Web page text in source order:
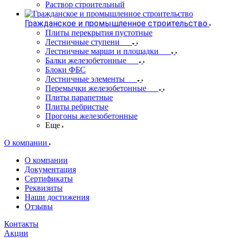
Раствор строительный
Гражданское и промышленное строительство
Плиты перекрытия пустотные
Лестничные ступени
Лестничные марши и площадки
Балки железобетонные
Блоки ФБС
Лестничные элементы
Перемычки железобетонные
Плиты парапетные
Плиты ребристые
Прогоны железобетонные
Еще
О компании
О компании
Документация
Сертификаты
Реквизиты
Наши достижения
Отзывы
Контакты
Акции